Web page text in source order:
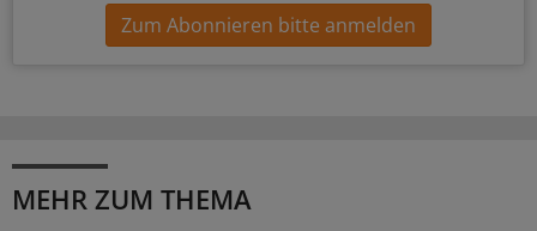
Zum Abonnieren bitte anmelden
MEHR ZUM THEMA